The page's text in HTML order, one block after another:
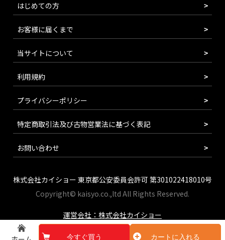
今すぐ買う カートに入れる
はじめての方
お客様に届くまで
当サイトについて
利用規約
プライバシーポリシー
特定商取引法及び古物営業法に基づく表記
お問い合わせ
株式会社カイショー 東京都公安委員会許可 第301022418010号
Copyright© kaisyo.co.,ltd All Rights Reserved.
運営会社：株式会社カイショー